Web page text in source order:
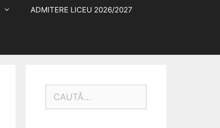
ADMITERE LICEU 2026/2027